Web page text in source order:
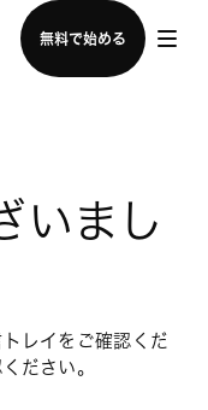
無料で始める
わせる
いまし
レイをご確認くだ
ださい。